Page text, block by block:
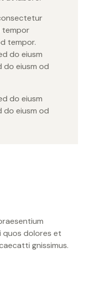
tempor
tempor.
do eiusm
do eiusm od
do eiusm
do eiusm od
dolores et
gnissimus.